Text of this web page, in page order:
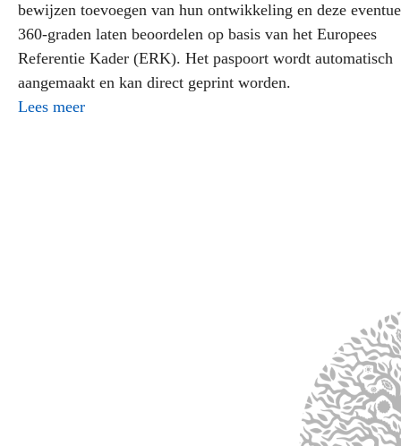
bewijzen toevoegen van hun ontwikkeling en deze
360-graden laten beoordelen op basis van het Europees
Referentie Kader (ERK). Het paspoort wordt automatisch
aangemaakt en kan direct geprint worden.
Lees meer